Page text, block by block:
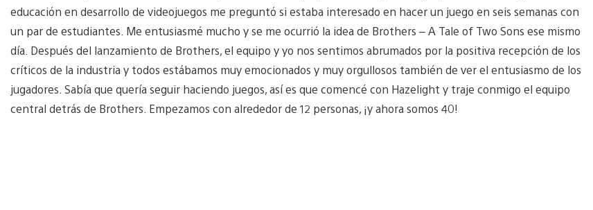
educación en desarrollo de videojuegos me preguntó si estaba interesado en hacer un juego en seis semanas con
un par de estudiantes. Me entusiasmé mucho y se me ocurrió la idea de Brothers – A Tale of Two Sons ese mismo
día. Después del lanzamiento de Brothers, el equipo y yo nos sentimos abrumados por la positiva recepción de los
críticos de la industria y todos estábamos muy emocionados y muy orgullosos también de ver el entusiasmo de los
jugadores. Sabía que quería seguir haciendo juegos, así es que comencé con Hazelight y traje conmigo el equipo
central detrás de Brothers. Empezamos con alrededor de 12 personas, ¡y ahora somos 40!